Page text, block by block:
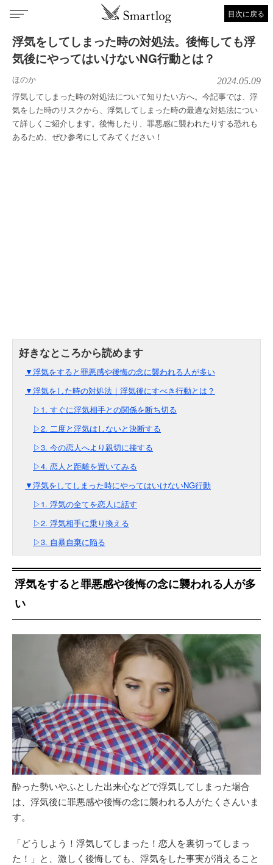
目次に戻る
浮気をしてしまった時の対処法。後悔しても浮
気後にやってはいけないNG行動とは？
ほのか 2024.05.09
浮気してしまった時の対処法について知りたい方へ。今記事では、浮
気をした時のリスクから、浮気してしまった時の最適な対処法につい
て詳しくご紹介します。後悔したり、罪悪感に襲われたりする恐れも
あるため、ぜひ参考にしてみてください！
▼浮気をすると罪悪感や後悔の念に襲われる人が多い
▼浮気をした時の対処法｜浮気後にすべき行動とは？
▷1. すぐに浮気相手との関係を断ち切る
▷2. 二度と浮気はしないと決断する
▷3. 今の恋人へより親切に接する
▷4. 恋人と距離を置いてみる
▼浮気をしてしまった時にやってはいけないNG行動
▷1. 浮気の全てを恋人に話す
▷2. 浮気相手に乗り換える
▷3. 自暴自棄に陥る
浮気をすると罪悪感や後悔の念に襲われる人が多
い
酔った勢いやふとした出来心などで浮気してしまった場合
は、浮気後に罪悪感や後悔の念に襲われる人がたくさんいま
す。
「どうしよう！浮気してしまった！恋人を裏切ってしまっ
た！」と、激しく後悔しても、浮気をした事実が消えること